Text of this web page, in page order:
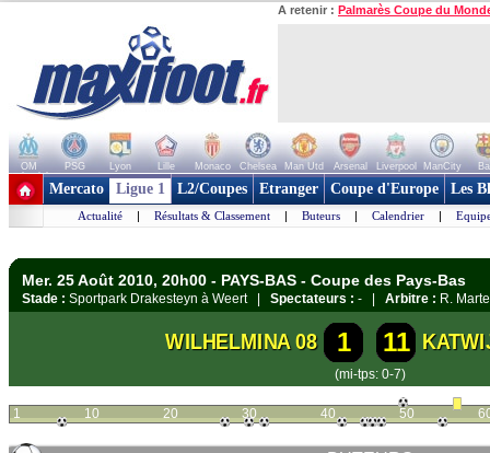
A retenir : Palmarès Coupe du
OM PSG Lyon Lille Monaco Chelsea Man Utd Arsenal Liverpool ManCity
+ de clubs
Mercato Ligue 1 L2/Coupes Etranger Coupe d'Europe Les
Actualité | Résultats & Classement | Buteurs | Calendrier |
Mer. 25 Août 2010, 20h00 - PAYS-BAS - Coupe des Pays-Bas
Stade : Sportpark Drakesteyn à Weert | Spectateurs : - | Arbitre : R.
WILHELMINA 08 1 11
(mi-tps: 0-7)
1 10 20 30 40 50